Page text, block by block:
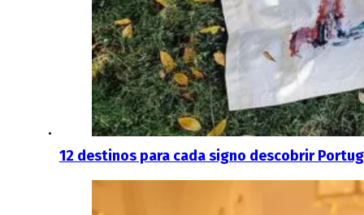
12 destinos para cada signo descobrir